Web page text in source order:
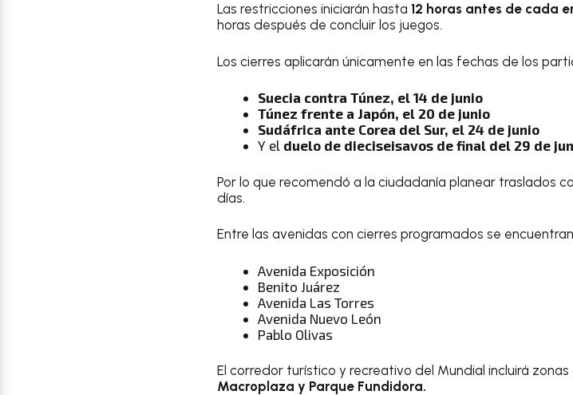
Las restricciones iniciarán hasta 12 horas antes de cada
horas después de concluir los juegos.
Los cierres aplicarán únicamente en las fechas de los
Suecia contra Túnez, el 14 de junio
Túnez frente a Japón, el 20 de junio
Sudáfrica ante Corea del Sur, el 24 de junio
Y el duelo de dieciseisavos de final del 29 de
Por lo que recomendó a la ciudadanía planear traslados
días.
Entre las avenidas con cierres programados se
Avenida Exposición
Benito Juárez
Avenida Las Torres
Avenida Nuevo León
Pablo Olivas
El corredor turístico y recreativo del Mundial incluirá zonas
Macroplaza y Parque Fundidora.